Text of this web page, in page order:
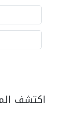
اكتشف